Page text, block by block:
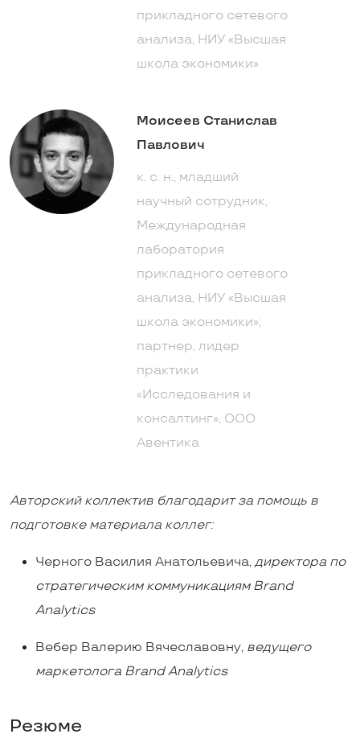
прикладного сетевого
анализа, НИУ «Высшая
школа экономики»
Моисеев Станислав
Павлович
к. с. н., младший
научный сотрудник,
Международная
лаборатория
прикладного сетевого
анализа, НИУ «Высшая
школа экономики»;
партнер, лидер
практики
«Исследования и
консалтинг», ООО
Авентика
Авторский коллектив благодарит за помощь в
подготовке материала коллег:
Черного Василия Анатольевича, директора по
стратегическим коммуникациям Brand
Analytics
Вебер Валерию Вячеславовну, ведущего
маркетолога Brand Analytics
Резюме